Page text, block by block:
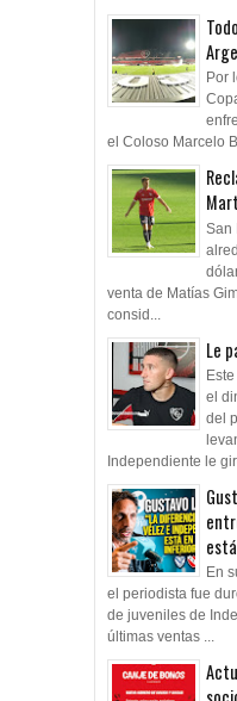
Por
el Coloso Marcelo
San
venta de Matías
consid...
Le
el
del
Independiente le
En
el periodista fue
de juveniles de
últimas ventas ...